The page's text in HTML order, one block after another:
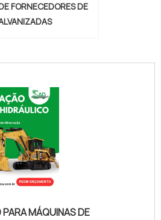
FORNECEDORES DE
MÁQUINAS DE